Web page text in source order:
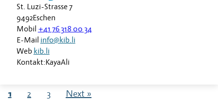
St. Luzi-Strasse 7
9492Eschen
Mobil +41 76 318 00 34
E-Mail info@kib.li
Web kib.li
Kontakt:KayaAli
1 2 3 Next »